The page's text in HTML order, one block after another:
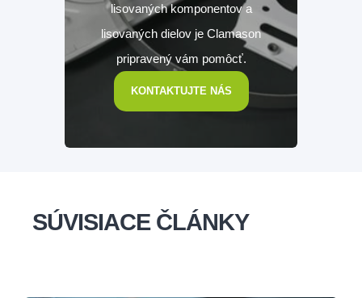
lisovaných komponentov a
lisovaných dielov je Clamason
pripravený vám pomôcť.
KONTAKTUJTE NÁS
SÚVISIACE ČLÁNKY